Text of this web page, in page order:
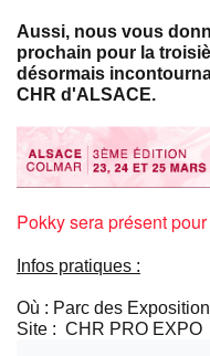
Aussi, nous vous
prochain pour la
désormais
CHR d'ALSACE.
Pokky sera présent
Infos pratiques :
Où : Parc des
Site : CHR PRO EXPO